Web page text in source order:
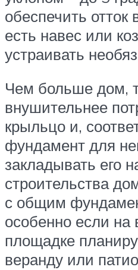
обеспечить
есть навес или
устраивать
Чем больше дом,
внушительнее
крыльцо и,
фундамент для
закладывать его
строительства
с общим
особенно если на
площадке
веранду или